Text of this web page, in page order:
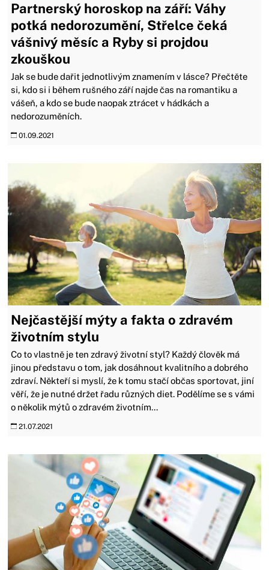
Partnerský horoskop na září: Váhy
potká nedorozumění, Střelce čeká
vášnivý měsíc a Ryby si projdou
zkouškou
Jak se bude dařit jednotlivým znamením v lásce? Přečtěte
si, kdo si i během rušného září najde čas na romantiku a
vášeň, a kdo se bude naopak ztrácet v hádkách a
nedorozuměních.
01.09.2021
Nejčastější mýty a fakta o zdravém
životním stylu
Co to vlastně je ten zdravý životní styl? Každý člověk má
jinou představu o tom, jak dosáhnout kvalitního a dobrého
zdraví. Někteří si myslí, že k tomu stačí občas sportovat, jiní
věří, že je nutné držet řadu různých diet. Podělíme se s vámi
o několik mýtů o zdravém životním...
21.07.2021